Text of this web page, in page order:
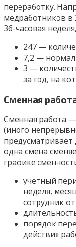
переработку.
медработников в
36-часовая
247 —
7,2 —
3 —
за год, на
Сменная
Сменная работа
(иного
предусматривает
одна смена
графике
учетный
неделя,
сотрудник
порядок
действия